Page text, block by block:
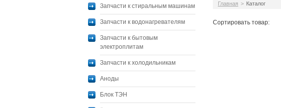
Запчасти к стиральным машинам
Запчасти к водонагревателям
Запчасти к бытовым
электроплитам
Запчасти к холодильникам
Аноды
Блок ТЭН
Главная > Каталог
Сортировать товар: